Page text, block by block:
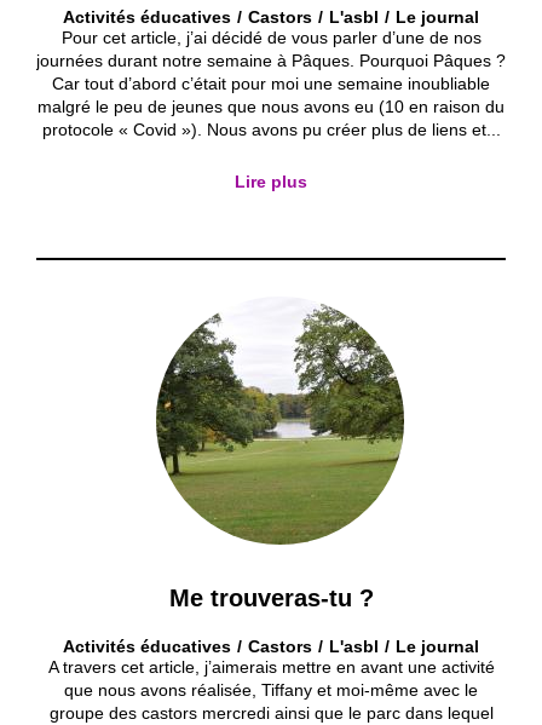
Activités éducatives Castors L'asbl
Le journal
Pour cet article, j’ai décidé de vous parler d’une de nos
journées durant notre semaine à Pâques. Pourquoi Pâques ?
Car tout d’abord c’était pour moi une semaine inoubliable
malgré le peu de jeunes que nous avons eu (10 en raison du
protocole « Covid »). Nous avons pu créer plus de liens et...
Lire plus
Me trouveras-tu ?
Activités éducatives Castors L'asbl
Le journal
A travers cet article, j’aimerais mettre en avant une activité
que nous avons réalisée, Tiffany et moi-même avec le
groupe des castors mercredi ainsi que le parc dans lequel